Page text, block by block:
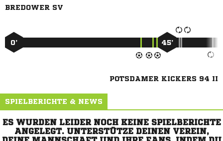
BREDOWER SV
0’ 45’
POTSDAMER KICKERS 94 II
SPIELBERICHTE & NEWS
ES WURDEN LEIDER NOCH KEINE SPIELBERICHTE
ANGELEGT. UNTERSTÜTZE DEINEN VEREIN,